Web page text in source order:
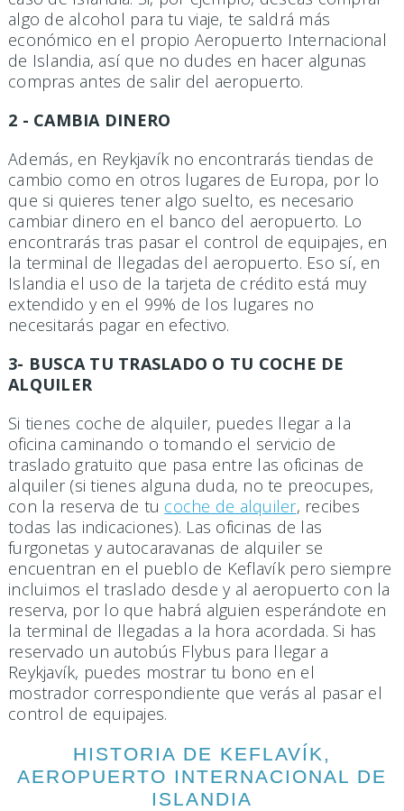
algo de alcohol para tu viaje, te saldrá más
económico en el propio Aeropuerto Internacional
de Islandia, así que no dudes en hacer algunas
compras antes de salir del aeropuerto.
2 - CAMBIA DINERO
Además, en Reykjavík no encontrarás tiendas de
cambio como en otros lugares de Europa, por lo
que si quieres tener algo suelto, es necesario
cambiar dinero en el banco del aeropuerto. Lo
encontrarás tras pasar el control de equipajes, en
la terminal de llegadas del aeropuerto. Eso sí, en
Islandia el uso de la tarjeta de crédito está muy
extendido y en el 99% de los lugares no
necesitarás pagar en efectivo.
3- BUSCA TU TRASLADO O TU COCHE DE
ALQUILER
Si tienes coche de alquiler, puedes llegar a la
oficina caminando o tomando el servicio de
traslado gratuito que pasa entre las oficinas de
alquiler (si tienes alguna duda, no te preocupes,
con la reserva de tu coche de alquiler, recibes
todas las indicaciones). Las oficinas de las
furgonetas y autocaravanas de alquiler se
encuentran en el pueblo de Keflavík pero siempre
incluimos el traslado desde y al aeropuerto con la
reserva, por lo que habrá alguien esperándote en
la terminal de llegadas a la hora acordada. Si has
reservado un autobús Flybus para llegar a
Reykjavík, puedes mostrar tu bono en el
mostrador correspondiente que verás al pasar el
control de equipajes.
HISTORIA DE KEFLAVÍK,
AEROPUERTO INTERNACIONAL DE
ISLANDIA